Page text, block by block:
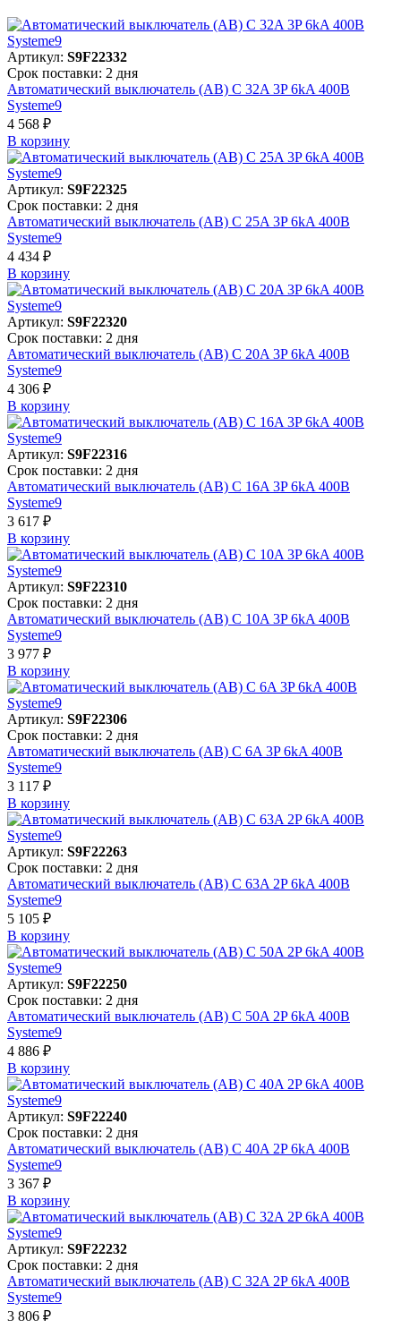
Артикул: S9F22332
Срок поставки: 2 дня
Автоматический выключатель (АВ) C 32A 3P 6kA 400В
Systeme9
4 568 ₽
В корзинy
Артикул: S9F22325
Срок поставки: 2 дня
Автоматический выключатель (АВ) C 25A 3P 6kA 400В
Systeme9
4 434 ₽
В корзинy
Артикул: S9F22320
Срок поставки: 2 дня
Автоматический выключатель (АВ) C 20A 3P 6kA 400В
Systeme9
4 306 ₽
В корзинy
Артикул: S9F22316
Срок поставки: 2 дня
Автоматический выключатель (АВ) C 16A 3P 6kA 400В
Systeme9
3 617 ₽
В корзинy
Артикул: S9F22310
Срок поставки: 2 дня
Автоматический выключатель (АВ) C 10A 3P 6kA 400В
Systeme9
3 977 ₽
В корзинy
Артикул: S9F22306
Срок поставки: 2 дня
Автоматический выключатель (АВ) C 6A 3P 6kA 400В
Systeme9
3 117 ₽
В корзинy
Артикул: S9F22263
Срок поставки: 2 дня
Автоматический выключатель (АВ) C 63A 2P 6kA 400В
Systeme9
5 105 ₽
В корзинy
Артикул: S9F22250
Срок поставки: 2 дня
Автоматический выключатель (АВ) C 50A 2P 6kA 400В
Systeme9
4 886 ₽
В корзинy
Артикул: S9F22240
Срок поставки: 2 дня
Автоматический выключатель (АВ) C 40A 2P 6kA 400В
Systeme9
3 367 ₽
В корзинy
Артикул: S9F22232
Срок поставки: 2 дня
Автоматический выключатель (АВ) C 32A 2P 6kA 400В
Systeme9
3 806 ₽